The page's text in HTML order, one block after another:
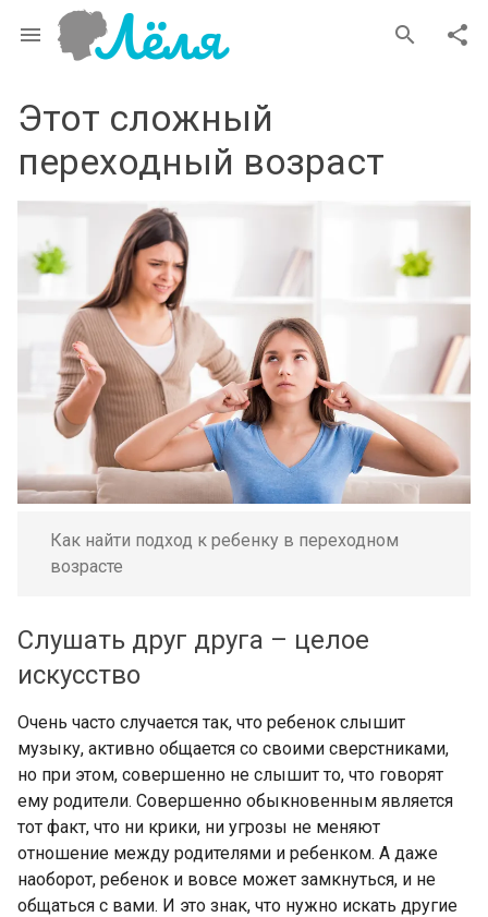
menu share
search
Этот сложный
переходный возраст
Как найти подход к ребенку в переходном
возрасте
Слушать друг друга – целое
искусство
Очень часто случается так, что ребенок слышит
музыку, активно общается со своими сверстниками,
но при этом, совершенно не слышит то, что говорят
ему родители. Совершенно обыкновенным является
тот факт, что ни крики, ни угрозы не меняют
отношение между родителями и ребенком. А даже
наоборот, ребенок и вовсе может замкнуться, и не
общаться с вами. И это знак, что нужно искать другие